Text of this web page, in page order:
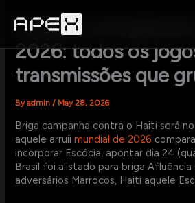
contentAnuário esfogíteado
2026: todos os
transmissões que
Byadmin/ May 28, 2026
Briga campanha contra o Haiti será
aquele arruíimundial de 2026
incorporar Escócia, apontar dia 24
Brasil foi alistado para briga
adversários Marrocos, Haiti aquele